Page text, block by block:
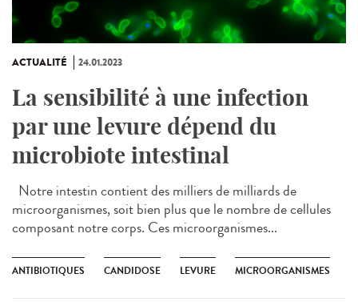
ACTUALITÉ 24.01.2023
La sensibilité à une infection
par une levure dépend du
microbiote intestinal
Notre intestin contient des milliers de milliards de
microorganismes, soit bien plus que le nombre de cellules
composant notre corps. Ces microorganismes...
ANTIBIOTIQUES CANDIDOSE LEVURE MICROORGANISMES